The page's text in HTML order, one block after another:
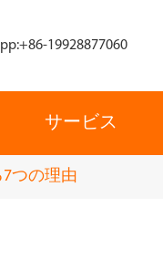
19928877060
サービス
7つの理由